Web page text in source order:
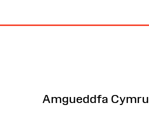
Amgueddfa Cymru